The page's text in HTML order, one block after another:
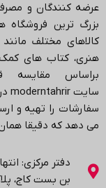
عرضه کنندگان و
بزرگ ترین فروشگاه
کالاهای مختلف مانند
هنری، کتاب های
براساس مقایسه
سایتmoderntahrir
سفارشات را تهیه و
می دهد که دقیقا
دفتر مرکزی:
بن بست کاج، پلاک ۸،